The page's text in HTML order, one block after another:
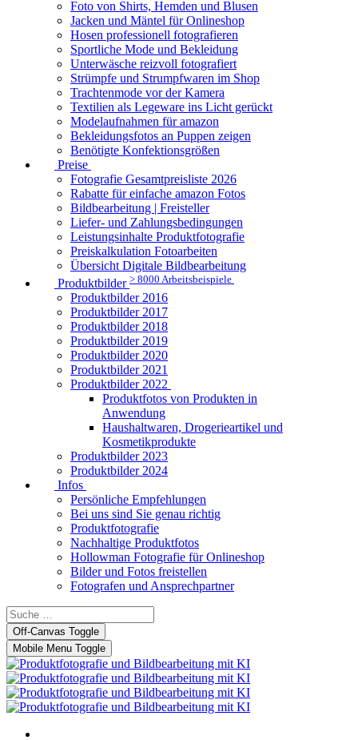
Foto von Shirts, Hemden und Blusen
Jacken und Mäntel für Onlineshop
Hosen professionell fotografieren
Sportliche Mode und Bekleidung
Unterwäsche reizvoll fotografiert
Strümpfe und Strumpfwaren im Shop
Trachtenmode vor der Kamera
Textilien als Legeware ins Licht gerückt
Modelaufnahmen für amazon
Bekleidungsfotos an Puppen zeigen
Benötigte Konfektionsgrößen
Preise
Fotografie Gesamtpreisliste 2026
Rabatte für einfache amazon Fotos
Bildbearbeitung | Freisteller
Liefer- und Zahlungsbedingungen
Leistungsinhalte Produktfotografie
Preiskalkulation Fotoarbeiten
Übersicht Digitale Bildbearbeitung
Produktbilder > 8000 Arbeitsbeispiele
Produktbilder 2016
Produktbilder 2017
Produktbilder 2018
Produktbilder 2019
Produktbilder 2020
Produktbilder 2021
Produktbilder 2022
Produktfotos von Produkten in
Anwendung
Haushaltwaren, Drogerieartikel und
Kosmetikprodukte
Produktbilder 2023
Produktbilder 2024
Infos
Persönliche Empfehlungen
Bei uns sind Sie genau richtig
Produktfotografie
Nachhaltige Produktfotos
Hollowman Fotografie für Onlineshop
Bilder und Fotos freistellen
Fotografen und Ansprechpartner
Off-Canvas Toggle
Mobile Menu Toggle